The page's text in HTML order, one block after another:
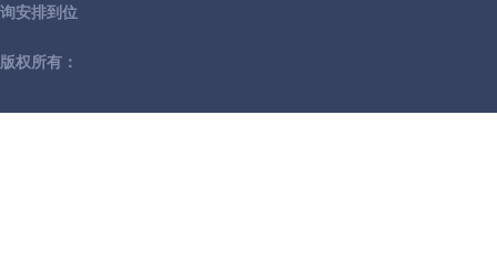
询安排到位
版权所有：